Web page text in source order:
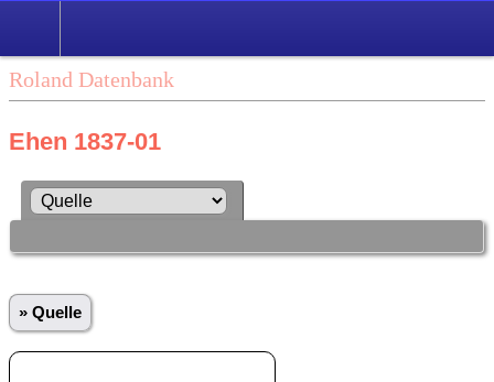
Roland Datenbank
Ehen 1837-01
» Quelle